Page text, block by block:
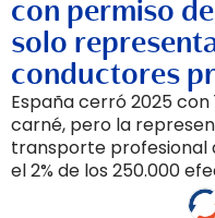
con permiso
solo
conductores
España cerró 2025 con
carné, pero la
transporte profesional
el 2% de los 250.000